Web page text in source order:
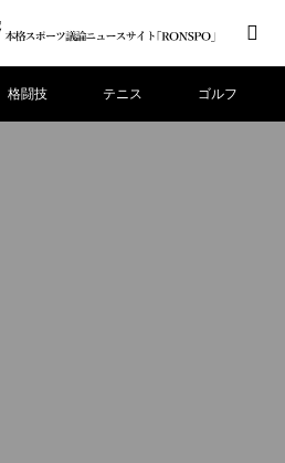
格闘技 テニス ゴルフ